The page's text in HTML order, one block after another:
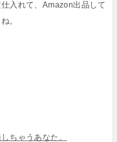
入れて、Amazon出品して
。
ちゃうあなた。